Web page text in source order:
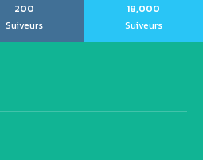
200
Suiveurs
18,000
Suiveurs